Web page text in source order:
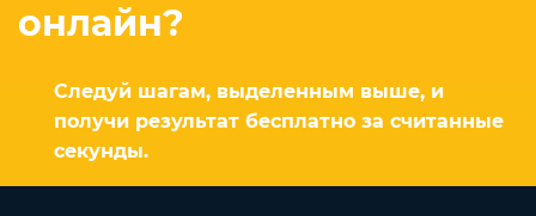
онлайн?
Следуй шагам, выделенным выше, и
получи результат бесплатно за считанные
секунды.